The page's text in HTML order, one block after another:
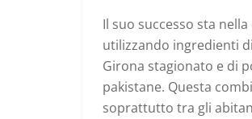
Il suo successo sta
utilizzando ingredienti
Girona stagionato e di
pakistane. Questa
soprattutto tra gli